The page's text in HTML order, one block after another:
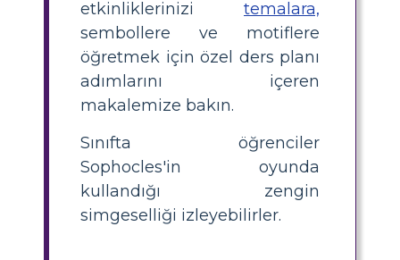
etkinliklerinizi temalara,
sembollere ve motiflere
öğretmek için özel ders planı
adımlarını içeren
makalemize bakın.
Sınıfta öğrenciler
Sophocles'in oyunda
kullandığı zengin
simgeselliği izleyebilirler.